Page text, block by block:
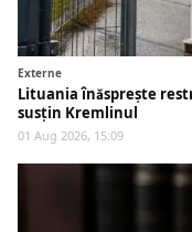
Externe
Lituania înăsprește
susțin Kremlinul
01 Aug 2026, 15:09